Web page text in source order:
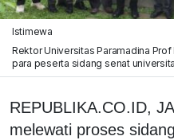
Istimewa
Rektor Universitas Paramadina
para peserta sidang senat
REPUBLIKA.CO.ID,
melewati proses